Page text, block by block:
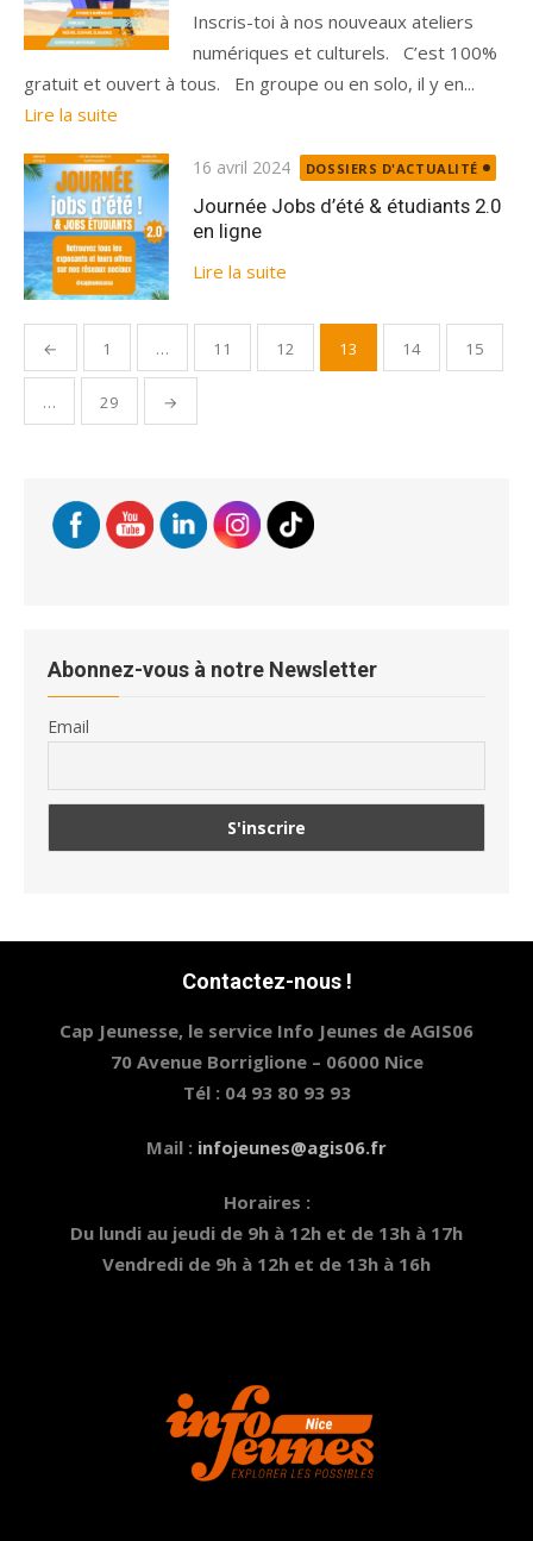
Inscris-toi à nos nouveaux ateliers
numériques et culturels. C’est 100%
gratuit et ouvert à tous. En groupe ou en solo, il y en...
Lire la suite
Publié
le
16 avril 2024 DOSSIERS D'ACTUALITÉ
Journée Jobs d’été & étudiants 2.0
en ligne
Lire la suite
Pagination
des
publications
← 1 … 11 12 13 14 15
… 29 →
Abonnez-vous à notre Newsletter
Email
Contactez-nous !
Cap Jeunesse, le service Info Jeunes de AGIS06
70 Avenue Borriglione – 06000 Nice
Tél : 04 93 80 93 93
Mail : infojeunes@agis06.fr
Horaires :
Du lundi au jeudi de 9h à 12h et de 13h à 17h
Vendredi de 9h à 12h et de 13h à 16h